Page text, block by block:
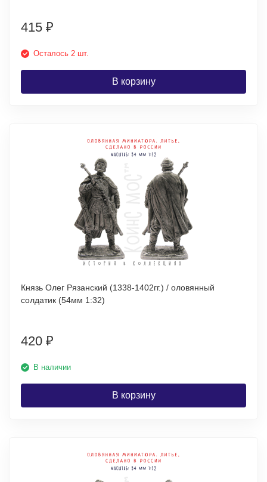
415 ₽
Осталось 2 шт.
В корзину
Князь Олег Рязанский (1338-1402гг.) / оловянный
солдатик (54мм 1:32)
420 ₽
В наличии
В корзину